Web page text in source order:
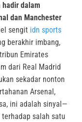
hadir dalam
dan Manchester
sengit idn sports
berakhir imbang,
Emirates
dari Real Madrid
sekadar nonton
Arsenal,
ini adalah sinyal—
salah satu